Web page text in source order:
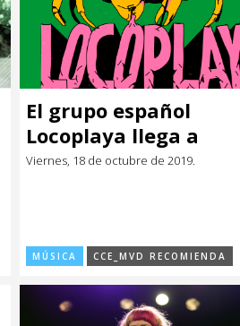
El grupo español
Locoplaya llega a
Montevideo
Viernes, 18 de octubre de 2019.
MÚSICA CCE_MVD RECOMIENDA